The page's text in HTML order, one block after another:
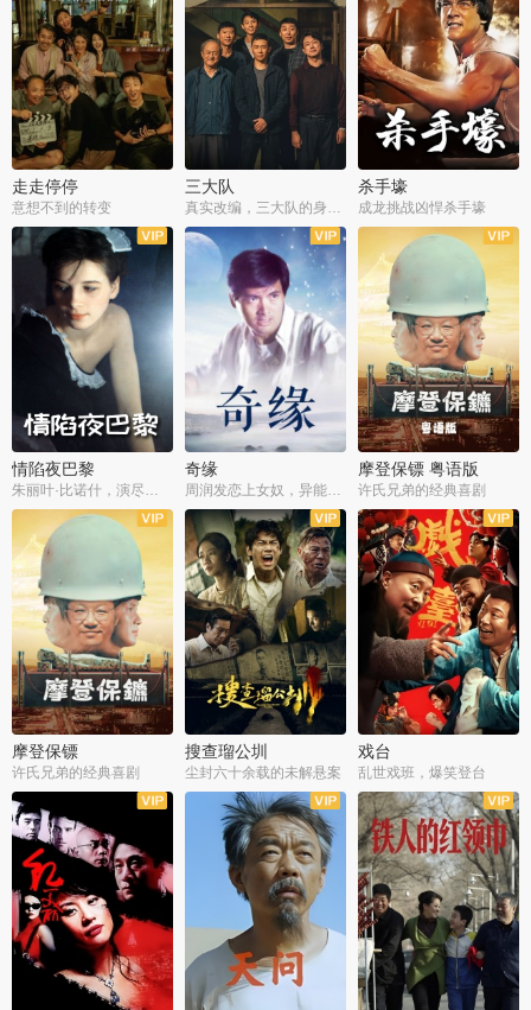
走走停停
意想不到的转变
三大队 杀手壕
成龙挑战凶悍杀手壕
情陷夜巴黎
朱丽叶·比诺什，演尽失爱之痛
奇缘
周润发恋上女奴，异能护体战邪派
摩登保镖 粤语版
许氏兄弟的经典喜剧
摩登保镖
许氏兄弟的经典喜剧
搜查瑠公圳
尘封六十余载的未解悬案
戏台
乱世戏班，爆笑登台